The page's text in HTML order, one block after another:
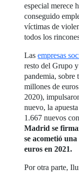
especial merece
conseguido
víctimas de
todos los
Lasempresas
resto del Grupo
pandemia, sobre
millones de
2020),
nuevo, la
1.667 nuevos
Madrid se
se acometió
euros en 2021.
Por otra parte,